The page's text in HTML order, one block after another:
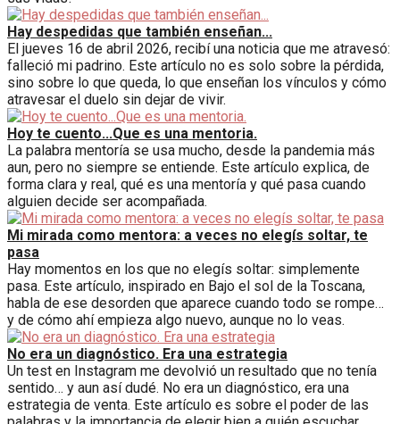
Hay despedidas que también enseñan...
El jueves 16 de abril 2026, recibí una noticia que me atravesó:
falleció mi padrino. Este artículo no es solo sobre la pérdida,
sino sobre lo que queda, lo que enseñan los vínculos y cómo
atravesar el duelo sin dejar de vivir.
Hoy te cuento...Que es una mentoria.
La palabra mentoría se usa mucho, desde la pandemia más
aun, pero no siempre se entiende. Este artículo explica, de
forma clara y real, qué es una mentoría y qué pasa cuando
alguien decide ser acompañada.
Mi mirada como mentora: a veces no elegís soltar, te
pasa
Hay momentos en los que no elegís soltar: simplemente
pasa. Este artículo, inspirado en Bajo el sol de la Toscana,
habla de ese desorden que aparece cuando todo se rompe…
y de cómo ahí empieza algo nuevo, aunque no lo veas.
No era un diagnóstico. Era una estrategia
Un test en Instagram me devolvió un resultado que no tenía
sentido… y aun así dudé. No era un diagnóstico, era una
estrategia de venta. Este artículo es sobre el poder de las